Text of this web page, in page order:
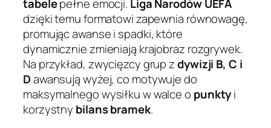
tabelepełne emocji. Liga Narodów UEFA
dzięki temu formatowi zapewnia równowagę,
promując awanse i spadki, które
dynamicznie zmieniają krajobraz rozgrywek.
Na przykład, zwycięzcy grup zdywizji B, C i
Dawansują wyżej, co motywuje do
maksymalnego wysiłku w walce o punktyi
korzystny bilans bramek.